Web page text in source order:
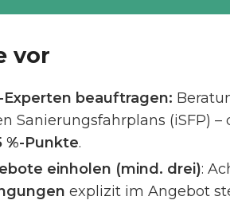
vor
beauftragen:
Sanierungsfahrplans (iSFP)
%-Punkte.
einholen (mind. drei):
explizit im Angebot